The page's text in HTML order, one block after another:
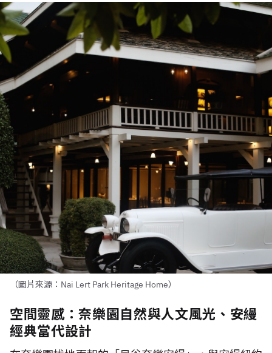
（圖片來源：Nai Lert Park Heritage Home）
空間靈感：奈樂園自然與人文風光、安縵
經典當代設計